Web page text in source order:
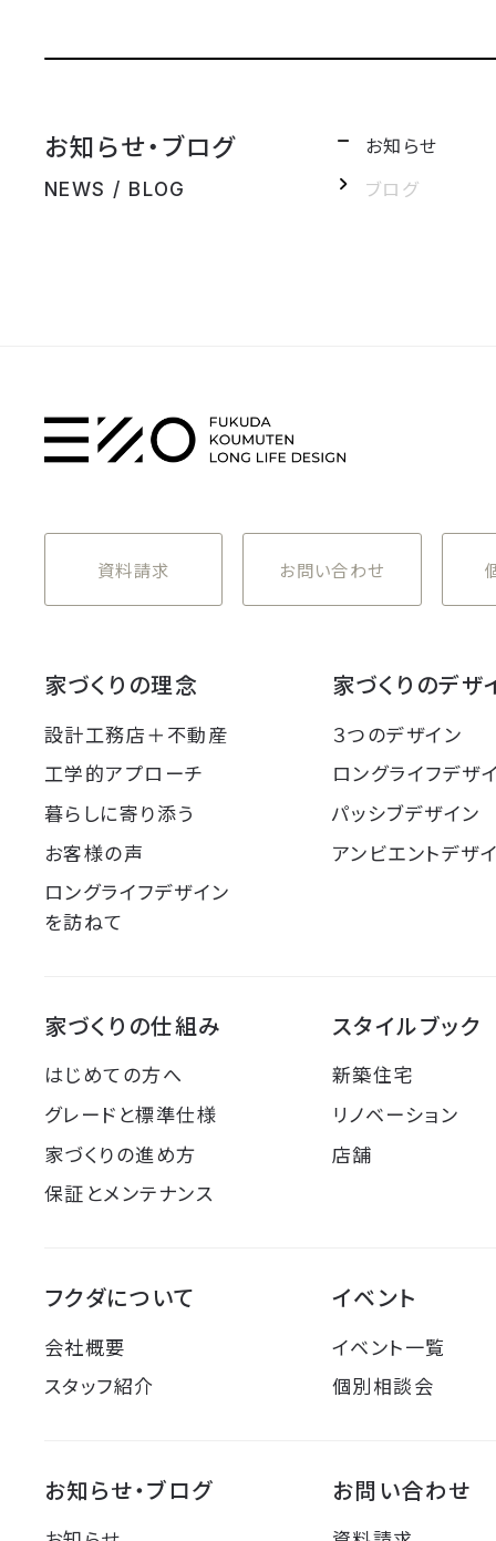
お知らせ・ブログ
NEWS / BLOG
お知らせ
ブログ
資料請求 お問い合わせ
家づくりの理念
設計工務店＋不動産
工学的アプローチ
暮らしに寄り添う
お客様の声
ロングライフデザイン
を訪ねて
家づくりのデザ
３つのデザイン
ロングライフデザ
パッシブデザイン
アンビエントデザ
家づくりの仕組み
はじめての方へ
グレードと標準仕様
家づくりの進め方
保証とメンテナンス
スタイルブック
新築住宅
リノベーション
店舗
フクダについて
会社概要
スタッフ紹介
イベント
イベント一覧
個別相談会
お知らせ・ブログ お問い合わせ